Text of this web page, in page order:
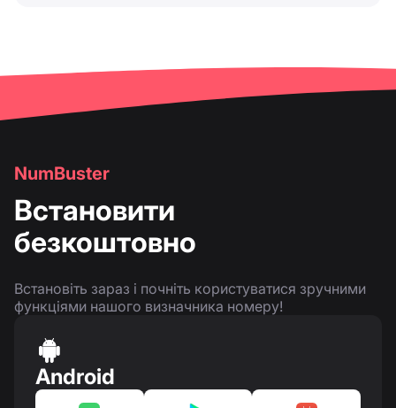
NumBuster
Встановити
безкоштовно
Встановіть зараз і почніть користуватися зручними
функціями нашого визначника номеру!
Android